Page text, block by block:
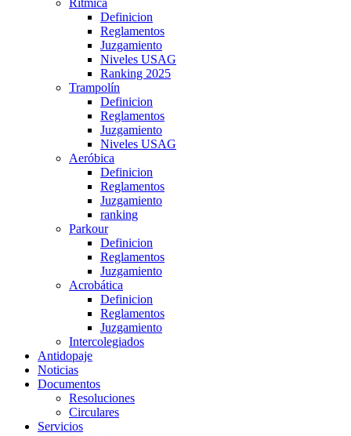
Rítmica
Definicion
Reglamentos
Juzgamiento
Niveles USAG
Ranking 2025
Trampolín
Definicion
Reglamentos
Juzgamiento
Niveles USAG
Aeróbica
Definicion
Reglamentos
Juzgamiento
ranking
Parkour
Definicion
Reglamentos
Juzgamiento
Acrobática
Definicion
Reglamentos
Juzgamiento
Intercolegiados
Antidopaje
Noticias
Documentos
Resoluciones
Circulares
Servicios